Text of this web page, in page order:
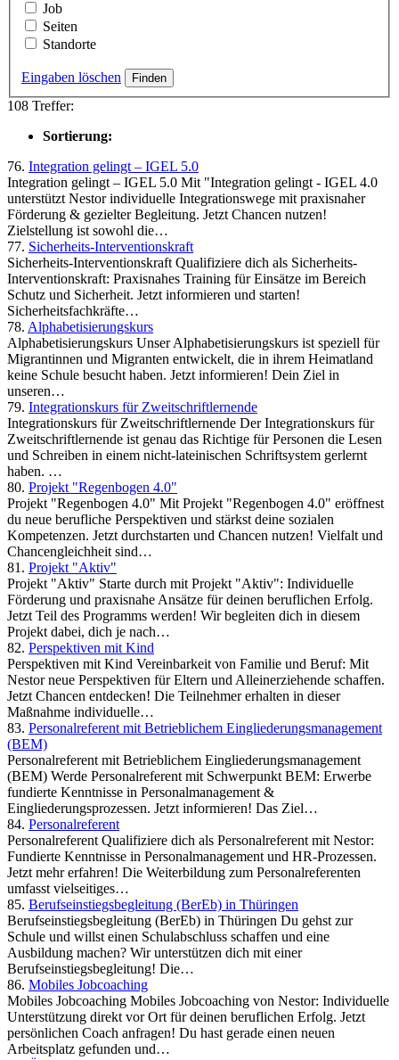
Job
Seiten
Standorte
Eingaben löschen
108 Treffer:
Sortierung:
76. Integration gelingt – IGEL 5.0
Integration gelingt – IGEL 5.0 Mit "Integration gelingt - IGEL 4.0
unterstützt Nestor individuelle Integrationswege mit praxisnaher
Förderung & gezielter Begleitung. Jetzt Chancen nutzen!
Zielstellung ist sowohl die…
77. Sicherheits-Interventionskraft
Sicherheits-Interventionskraft Qualifiziere dich als Sicherheits-
Interventionskraft: Praxisnahes Training für Einsätze im Bereich
Schutz und Sicherheit. Jetzt informieren und starten!
Sicherheitsfachkräfte…
78. Alphabetisierungskurs
Alphabetisierungskurs Unser Alphabetisierungskurs ist speziell für
Migrantinnen und Migranten entwickelt, die in ihrem Heimatland
keine Schule besucht haben. Jetzt informieren! Dein Ziel in
unseren…
79. Integrationskurs für Zweitschriftlernende
Integrationskurs für Zweitschriftlernende Der Integrationskurs für
Zweitschriftlernende ist genau das Richtige für Personen die Lesen
und Schreiben in einem nicht-lateinischen Schriftsystem gerlernt
haben. …
80. Projekt "Regenbogen 4.0"
Projekt "Regenbogen 4.0" Mit Projekt "Regenbogen 4.0" eröffnest
du neue berufliche Perspektiven und stärkst deine sozialen
Kompetenzen. Jetzt durchstarten und Chancen nutzen! Vielfalt und
Chancengleichheit sind…
81. Projekt "Aktiv"
Projekt "Aktiv" Starte durch mit Projekt "Aktiv": Individuelle
Förderung und praxisnahe Ansätze für deinen beruflichen Erfolg.
Jetzt Teil des Programms werden! Wir begleiten dich in diesem
Projekt dabei, dich je nach…
82. Perspektiven mit Kind
Perspektiven mit Kind Vereinbarkeit von Familie und Beruf: Mit
Nestor neue Perspektiven für Eltern und Alleinerziehende schaffen.
Jetzt Chancen entdecken! Die Teilnehmer erhalten in dieser
Maßnahme individuelle…
83. Personalreferent mit Betrieblichem Eingliederungsmanagement
(BEM)
Personalreferent mit Betrieblichem Eingliederungsmanagement
(BEM) Werde Personalreferent mit Schwerpunkt BEM: Erwerbe
fundierte Kenntnisse in Personalmanagement &
Eingliederungsprozessen. Jetzt informieren! Das Ziel…
84. Personalreferent
Personalreferent Qualifiziere dich als Personalreferent mit Nestor:
Fundierte Kenntnisse in Personalmanagement und HR-Prozessen.
Jetzt mehr erfahren! Die Weiterbildung zum Personalreferenten
umfasst vielseitiges…
85. Berufseinstiegsbegleitung (BerEb) in Thüringen
Berufseinstiegsbegleitung (BerEb) in Thüringen Du gehst zur
Schule und willst einen Schulabschluss schaffen und eine
Ausbildung machen? Wir unterstützen dich mit einer
Berufseinstiegsbegleitung! Die…
86. Mobiles Jobcoaching
Mobiles Jobcoaching Mobiles Jobcoaching von Nestor: Individuelle
Unterstützung direkt vor Ort für deinen beruflichen Erfolg. Jetzt
persönlichen Coach anfragen! Du hast gerade einen neuen
Arbeitsplatz gefunden und…